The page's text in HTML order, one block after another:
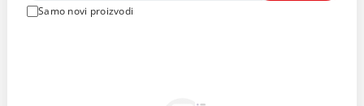
Samo novi proizvodi